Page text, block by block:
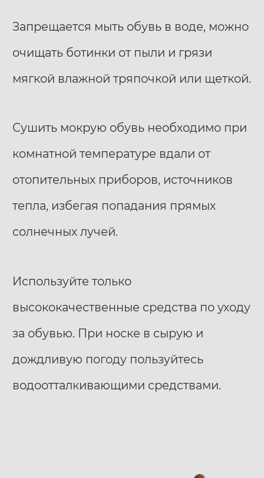
Запрещается мыть обувь в воде, можно
очищать ботинки от пыли и грязи
мягкой влажной тряпочкой или щеткой.
Сушить мокрую обувь необходимо при
комнатной температуре вдали от
отопительных приборов, источников
тепла, избегая попадания прямых
солнечных лучей.
Используйте только
высококачественные средства по уходу
за обувью. При носке в сырую и
дождливую погоду пользуйтесь
водоотталкивающими средствами.